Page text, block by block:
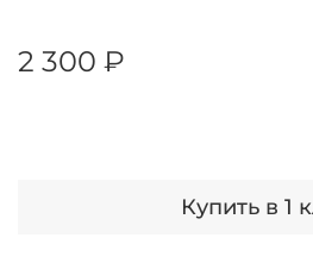
2 300 ₽
Купить в 1